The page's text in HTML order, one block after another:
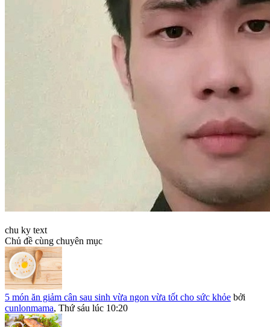
chu ky text
Chủ đề cùng chuyên mục
5 món ăn giảm cân sau sinh vừa ngon vừa tốt cho sức khỏe bởi
cunlonmama, Thứ sáu lúc 10:20